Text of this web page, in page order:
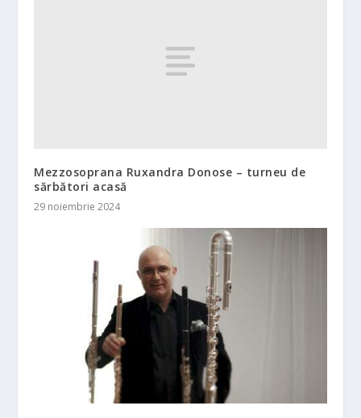
Mezzosoprana Ruxandra Donose – turneu de
sărbători acasă
29 noiembrie 2024